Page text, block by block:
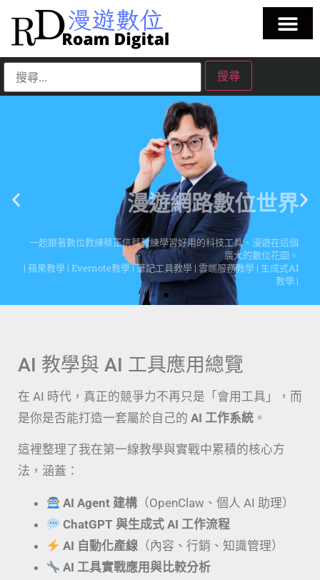
漫遊網路數位世界
一起跟著數位教練蔡正信蔡教練學習好用的科技工具、漫遊在這個
廣大的數位花園。
| 蘋果教學 | Evernote教學 | 筆記工具教學 | 雲端服務教學 | 生成式AI
教學 |
點擊這裡
AI 教學與 AI 工具應用總覽
在 AI 時代，真正的競爭力不再只是「會用工具」，而
是你是否能打造一套屬於自己的 AI 工作系統 。
這裡整理了我在第一線教學與實戰中累積的核心方
法，涵蓋：
AI Agent 建構 （OpenClaw、個人 AI 助理）
ChatGPT 與生成式 AI 工作流程
AI 自動化產線 （內容、行銷、知識管理）
AI 工具實戰應用與比較分析